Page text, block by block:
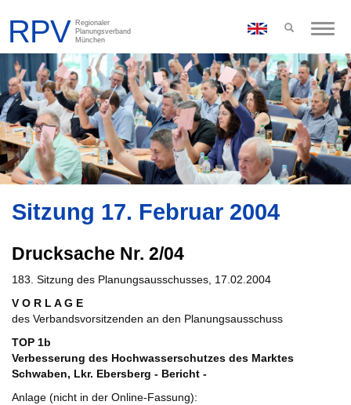
Toggle
Sitzung 17. Februar 2004
Drucksache Nr. 2/04
183. Sitzung des Planungsausschusses, 17.02.2004
V O R L A G E
des Verbandsvorsitzenden an den Planungsausschuss
TOP 1b
Verbesserung des Hochwasserschutzes des Marktes
Schwaben, Lkr. Ebersberg - Bericht -
Anlage (nicht in der Online-Fassung):